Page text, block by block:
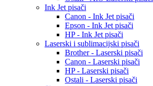
Ink Jet pisači
Canon - Ink Jet pisači
Epson - Ink Jet pisači
HP - Ink Jet pisači
Laserski i sublimacijski pisači
Brother - Laserski pisači
Canon - Laserski pisači
HP - Laserski pisači
Ostali - Laserski pisači